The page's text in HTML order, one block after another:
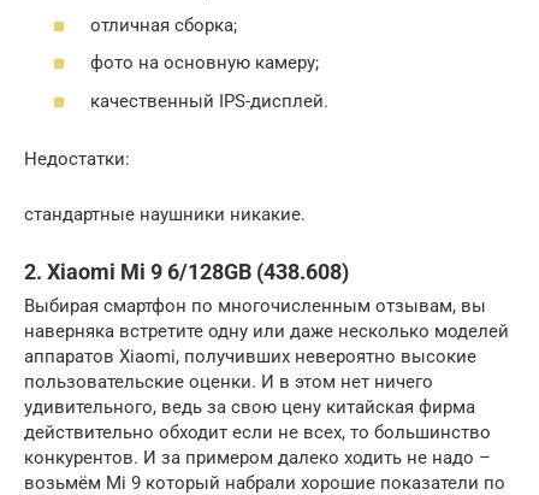
отличная сборка;
фото на основную камеру;
качественный IPS-дисплей.
Недостатки:
стандартные наушники никакие.
2. Xiaomi Mi 9 6/128GB (438.608)
Выбирая смартфон по многочисленным отзывам, вы
наверняка встретите одну или даже несколько моделей
аппаратов Xiaomi, получивших невероятно высокие
пользовательские оценки. И в этом нет ничего
удивительного, ведь за свою цену китайская фирма
действительно обходит если не всех, то большинство
конкурентов. И за примером далеко ходить не надо –
возьмём Mi 9 который набрали хорошие показатели по